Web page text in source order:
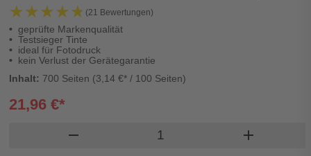
★★★★★
★★★★★ (21 Bewertungen)
geprüfte Markenqualität
Testsieger Tinte
ideal für Fotodruck
kein Verlust der Gerätegarantie
Inhalt: 700 Seiten (3,14 €* / 100 Seiten)
21,96 €*
remove Produkt Warenkorb Menge
add